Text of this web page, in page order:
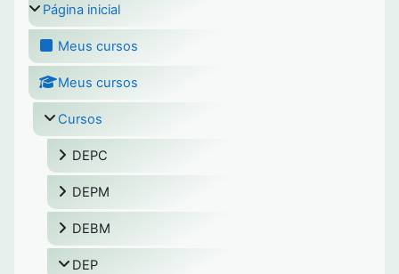
Página inicial
Meus cursos
Meus cursos
Cursos
DEPC
DEPM
DEBM
DEP